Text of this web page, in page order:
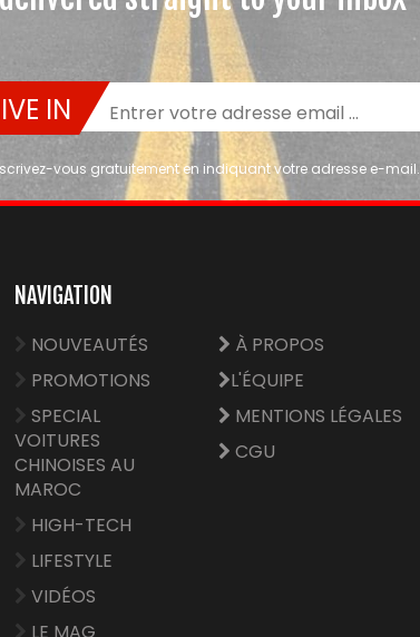
IN
vous gratuitement en indiquant votre adresse e-mail.
NAVIGATION
NOUVEAUTÉS
PROMOTIONS
SPECIAL
VOITURES
CHINOISES AU
MAROC
HIGH-TECH
LIFESTYLE
VIDÉOS
À PROPOS
L'ÉQUIPE
MENTIONS LÉGALES
CGU